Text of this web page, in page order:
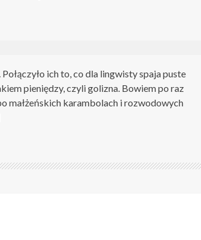
ich to, co dla lingwisty spaja puste
pieniędzy, czyli golizna. Bowiem po raz
małżeńskich karambolach i rozwodowych